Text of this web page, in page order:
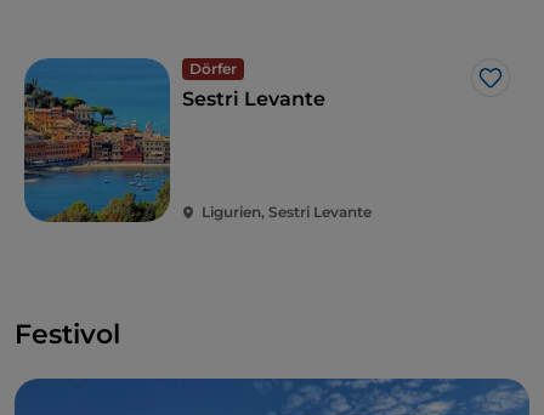
Dörfer
Like
Sestri Levante
Ligurien, Sestri Levante
Festivol